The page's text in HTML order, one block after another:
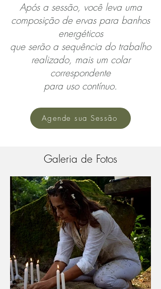
Após a sessão, você leva uma
composição de ervas para banhos
energéticos
que serão a sequência do trabalho
realizado, mais um colar
correspondente
para uso contínuo.
Agende sua Sessão
Galeria de Fotos